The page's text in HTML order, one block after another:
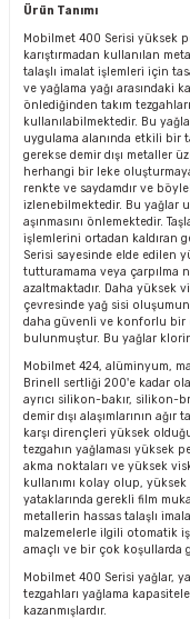
Ürün Tanımı
Mobilmet 400 Serisi yüksek
karıştırmadan kullanılan
talaşlı imalat işlemleri için
ve yağlama yağı arasındaki
önlediğinden takım
kullanılabilmektedir. Bu
uygulama alanında etkili bir
gerekse demir dışı metaller
herhangi bir leke
renkte ve saydamdır ve
izlenebilmektedir. Bu yağlar
aşınmasını önlemektedir.
işlemlerini ortadan kaldıran
Serisi sayesinde elde edilen
tutturamama veya çarpılma
azaltmaktadır. Daha yüksek
çevresinde yağ sisi
daha güvenli ve konforlu bir
bulunmuştur. Bu yağlar
Mobilmet 424, alüminyum,
Brinell sertliği 200'e kadar
ayrıcı silikon-bakır, silikon-
demir dışı alaşımlarının
karşı dirençleri yüksek
tezgahın yağlaması yüksek
akma noktaları ve yüksek
kullanımı kolay olup, yüksek
yataklarında gerekli film
metallerin hassas talaşlı
malzemelerle ilgili otomatik
amaçlı ve bir çok koşullarda
Mobilmet 400 Serisi yağlar,
tezgahları yağlama
kazanmışlardır.